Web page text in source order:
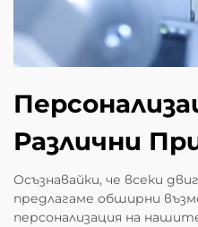
Различни
Осъзнавайки, че всеки
предлагаме обширни
персонализация на